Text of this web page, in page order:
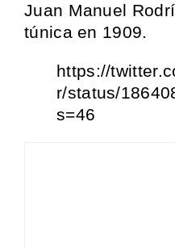
Juan Manuel
túnica en 1909.
https://
r/status/
s=46